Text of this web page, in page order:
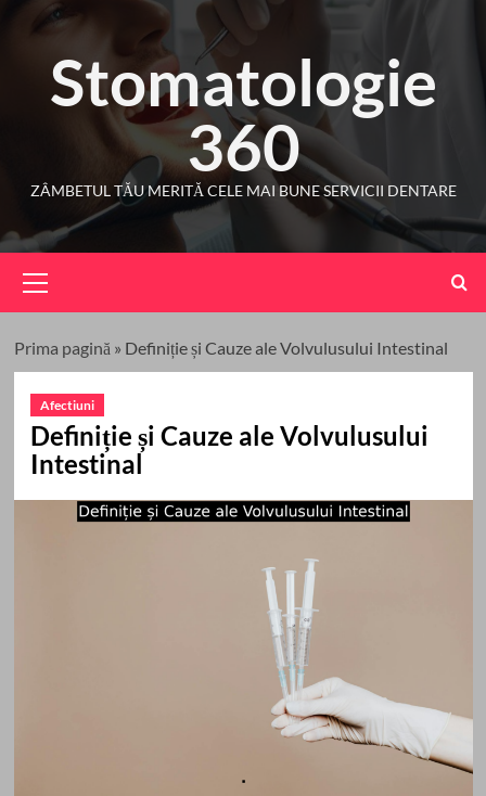
contentStomatologie
360
ZÂMBETUL TĂU MERITĂ CELE MAI BUNE SERVICII DENTARE
Menu
Prima pagină » Definiție și Cauze ale Volvulusului Intestinal
Afectiuni
Definiție și Cauze ale Volvulusului
Intestinal